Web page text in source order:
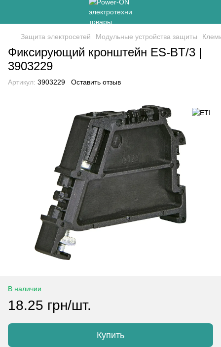
Защита электросетей Модульные устройства защиты
Фиксирующий кронштейн ES-BT/3 |
3903229
Артикул: 3903229 Оставить отзыв
В наличии
18.25 грн/шт.
Купить